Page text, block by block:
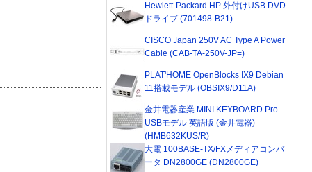
Hewlett-Packard HP 外付けUSB DVD
ドライブ (701498-B21)
CISCO Japan 250V AC Type A Power
Cable (CAB-TA-250V-JP=)
PLAT'HOME OpenBlocks IX9 Debian
11搭載モデル (OBSIX9/D11A)
金井電器産業 MINI KEYBOARD Pro
USBモデル 英語版 (金井電器)
(HMB632KUS/R)
大電 100BASE-TX/FXメディアコンバ
ータ DN2800GE (DN2800GE)